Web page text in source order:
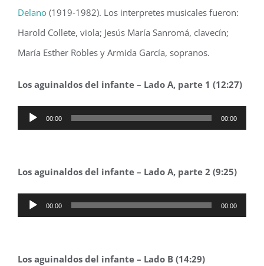
Delano (1919-1982). Los interpretes musicales fueron:
Harold Collete, viola; Jesús María Sanromá, clavecín;
María Esther Robles y Armida García, sopranos.
Los aguinaldos del infante – Lado A, parte 1 (12:27)
Audio
00:00 00:00
Los aguinaldos del infante – Lado A, parte 2 (9:25)
Audio
00:00 00:00
Los aguinaldos del infante – Lado B (14:29)